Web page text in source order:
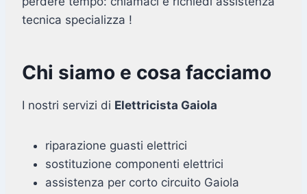
tecnica specializza !
Chi siamo e cosa facciamo
I nostri servizi di Elettricista Gaiola
riparazione guasti elettrici
sostituzione componenti elettrici
assistenza per corto circuito Gaiola